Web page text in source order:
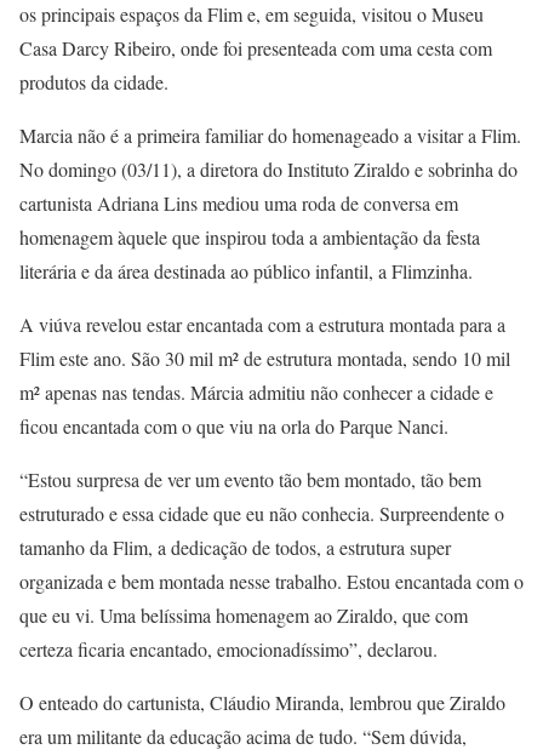
os principais espaços da Flim e, em seguida, visitou o Museu
Casa Darcy Ribeiro, onde foi presenteada com uma cesta com
produtos da cidade.
Marcia não é a primeira familiar do homenageado a visitar a Flim.
No domingo (03/11), a diretora do Instituto Ziraldo e sobrinha do
cartunista Adriana Lins mediou uma roda de conversa em
homenagem àquele que inspirou toda a ambientação da festa
literária e da área destinada ao público infantil, a Flimzinha.
A viúva revelou estar encantada com a estrutura montada para a
Flim este ano. São 30 mil m² de estrutura montada, sendo 10 mil
m² apenas nas tendas. Márcia admitiu não conhecer a cidade e
ficou encantada com o que viu na orla do Parque Nanci.
“Estou surpresa de ver um evento tão bem montado, tão bem
estruturado e essa cidade que eu não conhecia. Surpreendente o
tamanho da Flim, a dedicação de todos, a estrutura super
organizada e bem montada nesse trabalho. Estou encantada com o
que eu vi. Uma belíssima homenagem ao Ziraldo, que com
certeza ficaria encantado, emocionadíssimo”, declarou.
O enteado do cartunista, Cláudio Miranda, lembrou que Ziraldo
era um militante da educação acima de tudo. “Sem dúvida,